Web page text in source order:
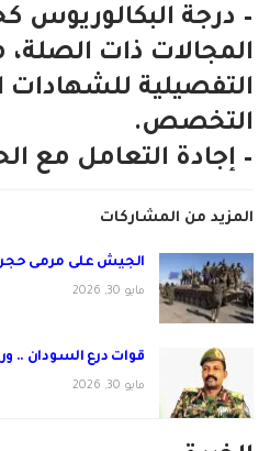
– درجة البكالوريوس
المجالات ذات الصلة،
التفصيلية للشهادات
التخصص.
– ⁠إجادة التعامل مع
المزيد من المشاركات
الجيش على مرمى
مايو 30, 2026
قوات درع السودان ..
مايو 30, 2026